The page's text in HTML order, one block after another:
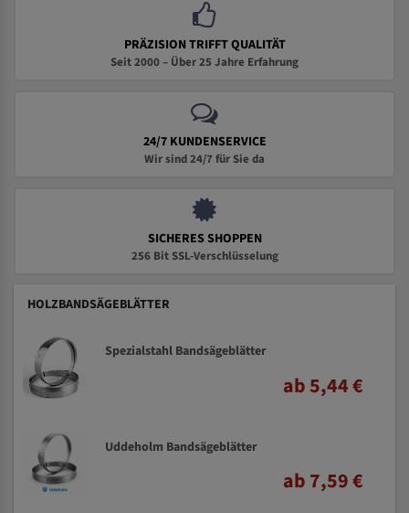
PRÄZISION TRIFFT QUALITÄT
Seit 2000 – Über 25 Jahre Erfahrung
24/7 KUNDENSERVICE
Wir sind 24/7 für Sie da
SICHERES SHOPPEN
256 Bit SSL-Verschlüsselung
HOLZBANDSÄGEBLÄTTER
Spezialstahl Bandsägeblätter
ab 5,44 €
Uddeholm Bandsägeblätter
ab 7,59 €